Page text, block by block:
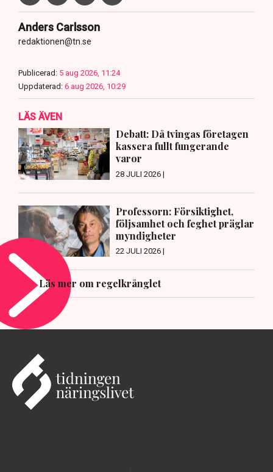
Anders Carlsson
redaktionen@tn.se
Publicerad: 5 aug 2026, 11:24
Uppdaterad: 6 aug 2026, 10:29
LÄS ÄVEN
Debatt: Då tvingas företagen
kassera fullt fungerande
varor
28 JULI 2026 |
Professorn: Försiktighet,
följsamhet och feghet präglar
myndigheter
22 JULI 2026 |
Läs mer om regelkrånglet